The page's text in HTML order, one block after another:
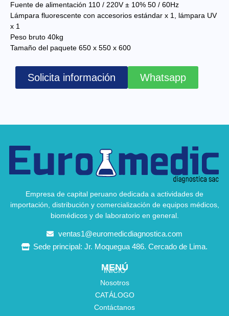
Fuente de alimentación 110 / 220V ± 10% 50 / 60Hz
Lámpara fluorescente con accesorios estándar x 1, lámpara UV
x 1
Peso bruto 40kg
Tamaño del paquete 650 x 550 x 600
Solicita información Whatsapp
Empresa de capital peruano dedicada a actividades de
importación, distribución y comercialización de equipos médicos,
biomédicos y de laboratorio en general.
ventas1@euromedicdiagnostica.com
Sede principal: Jr. Moquegua 486. Cercado de Lima.
MENÚ
INICIO
Nosotros
CATÁLOGO
Contáctanos